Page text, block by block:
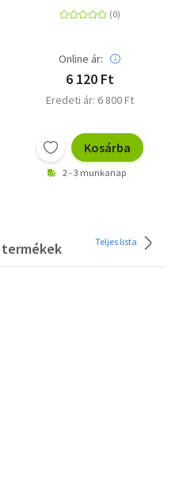
Online ár:
6 120 Ft
Eredeti ár: 6 800 Ft
Kosárba
2 - 3 munkanap
Teljes lista